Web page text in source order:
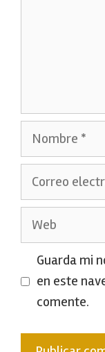
Nombre
Correo
Web
Guarda mi
en este
comente.